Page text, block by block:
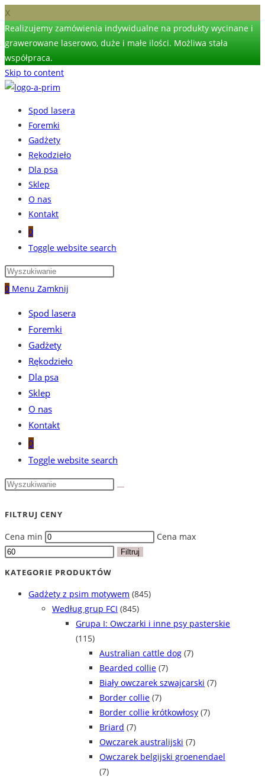
X
Realizujemy zamówienia indywidualne na produkty wycinane i
grawerowane laserowo, duże i małe ilości. Możliwa stała
współpraca.
Skip to content
Spod lasera
Foremki
Gadżety
Rękodzieło
Dla psa
Sklep
O nas
Kontakt
0
Toggle website search
0 Menu Zamknij
Spod lasera
Foremki
Gadżety
Rękodzieło
Dla psa
Sklep
O nas
Kontakt
0
Toggle website search
FILTRUJ CENY
Cena min Cena max
Filtruj
KATEGORIE PRODUKTÓW
Gadżety z psim motywem (845)
Według grup FCI (845)
Grupa I: Owczarki i inne psy pasterskie
(115)
Australian cattle dog (7)
Bearded collie (7)
Biały owczarek szwajcarski (7)
Border collie (7)
Border collie krótkowłosy (7)
Briard (7)
Owczarek australijski (7)
Owczarek belgijski groenendael
(7)